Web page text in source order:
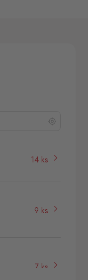
14 ks
9 ks
7 ks